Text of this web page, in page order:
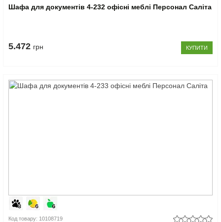
Шафа для документів 4-232 офісні меблі Персонал Саліта
5.472 грн КУПИТИ
Код товару: 10108719